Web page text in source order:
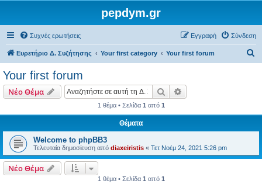
pepdym.gr
Συχνές ερωτήσεις Σύνδεση
Εγγραφή
Ευρετήριο Δ. Συζήτησης Your first category Your first forum
Your first forum
Νέο Θέμα Αναζήτηση
1 θέμα • Σελίδα 1 από 1
Θέματα
Welcome to phpBB3
Τελευταία δημοσίευση από diaxeiristis « Τετ Νοέμ 24, 2021 5:26 pm
Νέο Θέμα
1 θέμα • Σελίδα 1 από 1